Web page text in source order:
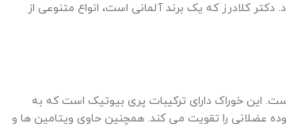
کلادرز که یک برند آلمانی است، انواع متنوعی از
این خوراک دارای ترکیبات پری بیوتیک است که به
عضلانی را تقویت می کند. همچنین حاوی ویتامین ها و